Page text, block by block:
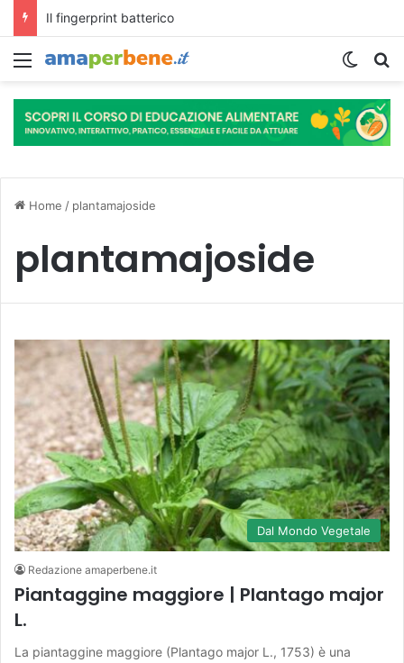
Il fingerprint batterico
Menu
Home / plantamajoside
plantamajoside
Dal Mondo Vegetale
Redazione amaperbene.it
Piantaggine maggiore | Plantago major
L.
La piantaggine maggiore (Plantago major L., 1753) è una